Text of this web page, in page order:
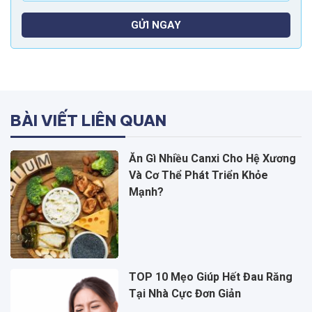
GỬI NGAY
BÀI VIẾT LIÊN QUAN
Ăn Gì Nhiều Canxi Cho Hệ Xương
Và Cơ Thể Phát Triển Khỏe
Mạnh?
TOP 10 Mẹo Giúp Hết Đau Răng
Tại Nhà Cực Đơn Giản